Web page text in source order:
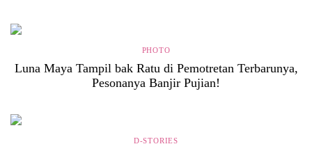
PHOTO
Luna Maya Tampil bak Ratu di Pemotretan Terbarunya,
Pesonanya Banjir Pujian!
D-STORIES